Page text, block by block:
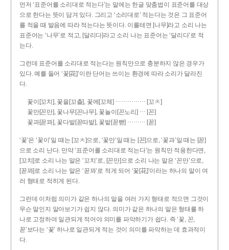
먼저 ‘표준어를 소리대로 적는다’는 말에는 한글 맞춤법이 표준어를 대상
으로 한다는 뜻이 담겨 있다. 그리고 ‘소리대로’ 적는다는 것은 그 표준어
를 적을 때 발음에 따라 적는다는 뜻이다. 이를테면 [나무]라고 소리 나는
표준어는 ‘나무’로 적고, [달리다]라고 소리 나는 표준어는 ‘달리다’로 적
는다.
그런데 표준어를 소리대로 적는다는 원칙만으로 충분하지 않은 경우가
있다. 예를 들어 ‘꽃[花]’이란 단어는 쓰이는 환경에 따라 소리가 달라진
다.
꽃이[꼬치], 꽃을[꼬츨], 꽃에[꼬체] …………… [꼬ㅊ]
꽃만[꼰만], 꽃나무[꼰나무], 꽃놀이[꼰노리] … [꼰]
꽃과[꼳꽈], 꽃다발[꼳따발], 꽃밭[꼳빧] ……… [꼳]
‘꽃’은 ‘꽃이’일 때는 [꼬ㅊ]으로, ‘꽃만’일 때는 [꼰]으로, ‘꽃과’일 때는 [꼳]
으로 소리 난다. 만약 ‘표준어를 소리대로 적는다’는 원칙만 적용한다면,
[꼬치]로 소리 나는 말은 ‘꼬치’로, [꼰만]으로 소리 나는 말은 ‘꼰만’으로,
[꼳꽈]로 소리 나는 말은 ‘꼳꽈’로 적게 되어 ‘꽃[花]’이라는 하나의 말이 여
러 형태로 적히게 된다.
그런데 이처럼 의미가 같은 하나의 말을 여러 가지 형태로 적으면 그것이
무슨 말인지 알아보기가 쉽지 않다. 의미가 같은 하나의 말은 형태를 하
나로 고정하여 일관되게 적어야 의미를 파악하기가 쉽다. 즉 ‘꽃, 꼰,
꼳’보다는 ‘꽃’ 하나로 일관되게 적는 것이 의미를 파악하는 데 효과적이
다.